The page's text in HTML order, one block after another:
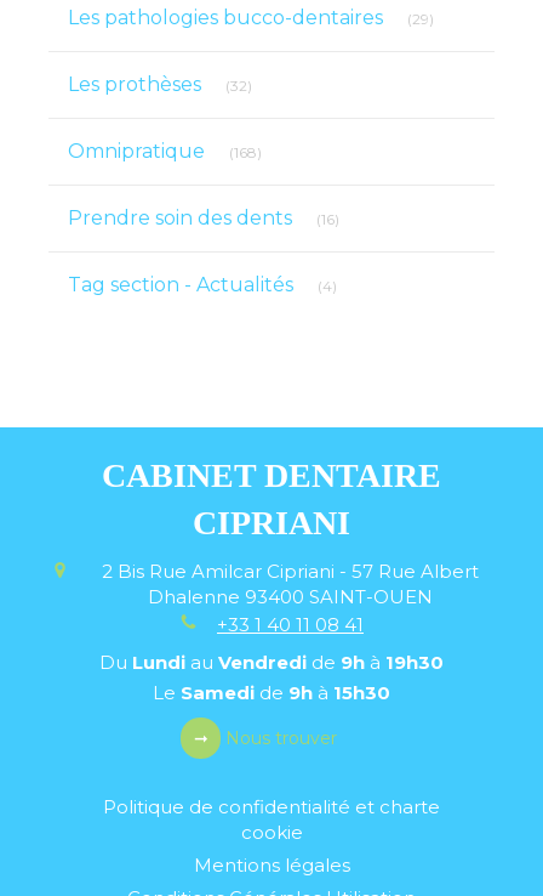
Les pathologies bucco-dentaires (29)
Les prothèses (32)
Omnipratique (168)
Prendre soin des dents (16)
Tag section - Actualités (4)
CABINET DENTAIRE
CIPRIANI
2 Bis Rue Amilcar Cipriani - 57 Rue Albert
Dhalenne 93400 SAINT-OUEN
+33 1 40 11 08 41
Du Lundi au Vendredi de 9h à 19h30
Le Samedi de 9h à 15h30
Nous trouver
Politique de confidentialité et charte
cookie
Mentions légales